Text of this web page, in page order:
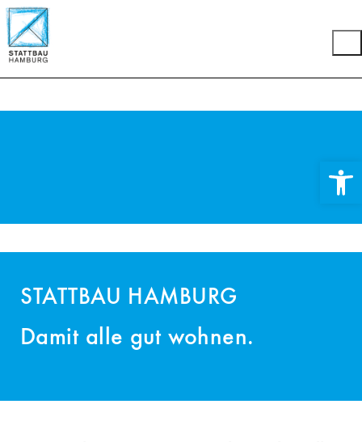
STATTBAU HAMBURG
Damit alle gut wohnen.